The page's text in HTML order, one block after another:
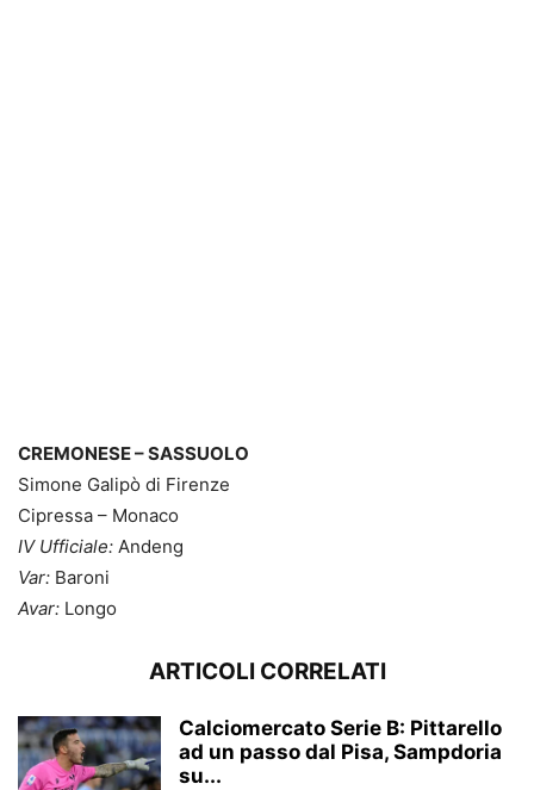
CREMONESE – SASSUOLO
Simone Galipò di Firenze
Cipressa – Monaco
IV Ufficiale: Andeng
Var: Baroni
Avar: Longo
ARTICOLI CORRELATI
Calciomercato Serie B: Pittarello
ad un passo dal Pisa, Sampdoria
su...